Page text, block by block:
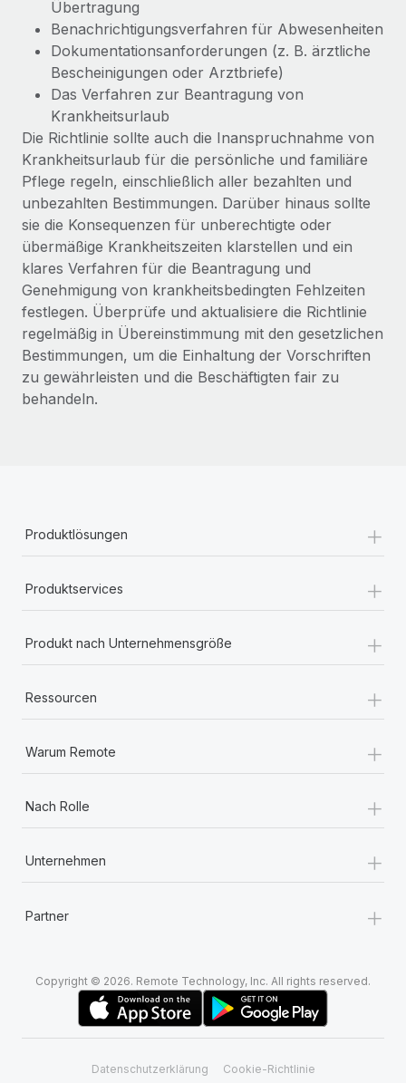
Übertragung
Benachrichtigungsverfahren für Abwesenheiten
Dokumentationsanforderungen (z. B. ärztliche
Bescheinigungen oder Arztbriefe)
Das Verfahren zur Beantragung von
Krankheitsurlaub
Die Richtlinie sollte auch die Inanspruchnahme von
Krankheitsurlaub für die persönliche und familiäre
Pflege regeln, einschließlich aller bezahlten und
unbezahlten Bestimmungen. Darüber hinaus sollte
sie die Konsequenzen für unberechtigte oder
übermäßige Krankheitszeiten klarstellen und ein
klares Verfahren für die Beantragung und
Genehmigung von krankheitsbedingten Fehlzeiten
festlegen. Überprüfe und aktualisiere die Richtlinie
regelmäßig in Übereinstimmung mit den gesetzlichen
Bestimmungen, um die Einhaltung der Vorschriften
zu gewährleisten und die Beschäftigten fair zu
behandeln.
Produktlösungen +
Produktservices +
Produkt nach Unternehmensgröße +
Ressourcen +
Warum Remote +
Nach Rolle +
Unternehmen +
Partner +
Copyright © 2026. Remote Technology, Inc. All rights reserved.
Datenschutzerklärung Cookie-Richtlinie